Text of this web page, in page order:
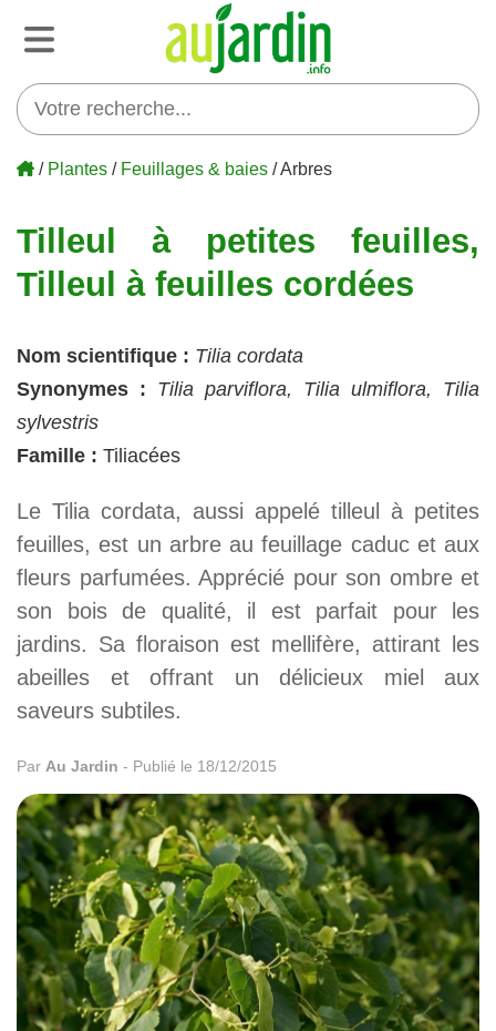
/ Plantes / Feuillages & baies / Arbres
Tilleul à petites feuilles,
Tilleul à feuilles cordées
Nom scientifique : Tilia cordata
Synonymes : Tilia parviflora, Tilia ulmiflora, Tilia
sylvestris
Famille : Tiliacées
Le Tilia cordata, aussi appelé tilleul à petites
feuilles, est un arbre au feuillage caduc et aux
fleurs parfumées. Apprécié pour son ombre et
son bois de qualité, il est parfait pour les
jardins. Sa floraison est mellifère, attirant les
abeilles et offrant un délicieux miel aux
saveurs subtiles.
Par Au Jardin - Publié le 18/12/2015